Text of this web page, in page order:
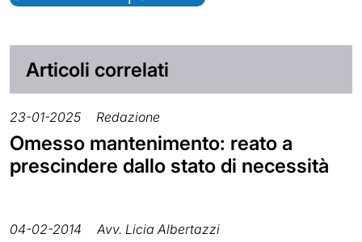
Articoli correlati
23-01-2025 Redazione
Omesso mantenimento: reato a
prescindere dallo stato di necessità
04-02-2014 Avv. Licia Albertazzi